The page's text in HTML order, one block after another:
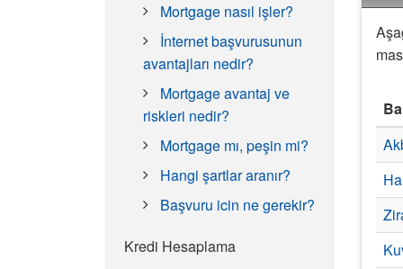
Mortgage nasıl işler?
İnternet başvurusunun
avantajları nedir?
Mortgage avantaj ve
riskleri nedir?
Mortgage mı, peşin mi?
Hangi şartlar aranır?
Başvuru icin ne gerekir?
Kredi Hesaplama